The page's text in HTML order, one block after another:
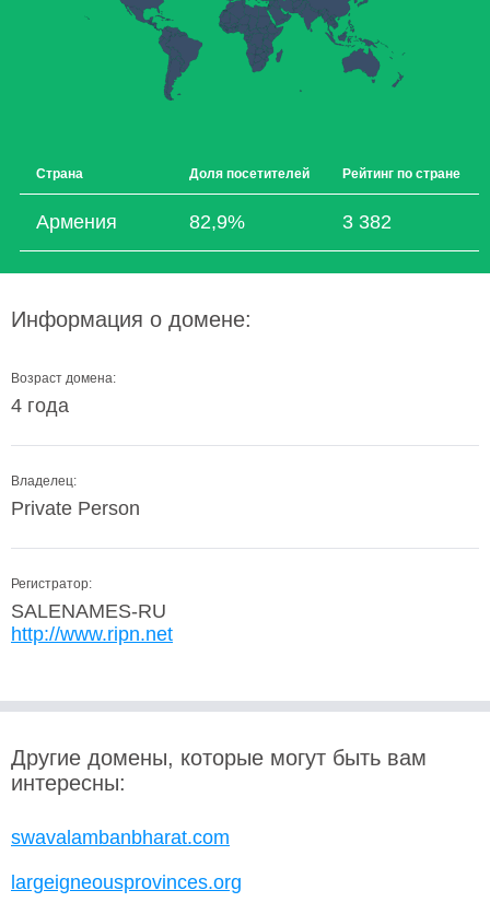
Страна Доля посетителей Рейтинг по стране
Армения 82,9% 3 382
Информация о домене:
Возраст домена:
4 года
Владелец:
Private Person
Регистратор:
SALENAMES-RU
http://www.ripn.net
Другие домены, которые могут быть вам
интересны:
swavalambanbharat.com
largeigneousprovinces.org